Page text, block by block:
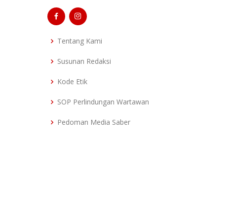
Tentang Kami
Susunan Redaksi
Kode Etik
SOP Perlindungan Wartawan
Pedoman Media Saber